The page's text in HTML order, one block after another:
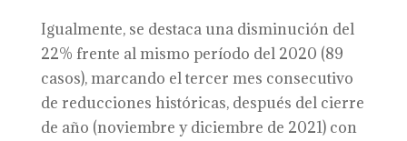
Igualmente, se destaca una disminución del
22% frente al mismo período del 2020 (89
casos), marcando el tercer mes consecutivo
de reducciones históricas, después del cierre
de año (noviembre y diciembre de 2021) con